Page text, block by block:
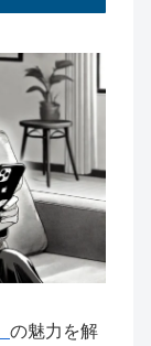
の魅力を解